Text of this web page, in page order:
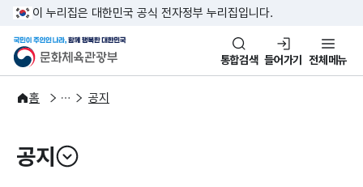
본문 바로가기
주메뉴 바로가기
이 누리집은 대한민국 공식 전자정부 누리집입니다.
문화체육관광부
국민이 주인인 나라, 함께 행복
통합검색 들어가기 전체메뉴
홈
알림·소식
알림 공지
공지
열기